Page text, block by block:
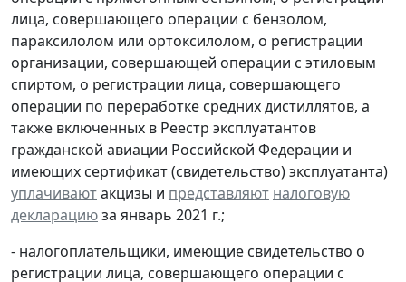
лица, совершающего операции с бензолом,
параксилолом или ортоксилолом, о регистрации
организации, совершающей операции с этиловым
спиртом, о регистрации лица, совершающего
операции по переработке средних дистиллятов, а
также включенных в Реестр эксплуатантов
гражданской авиации Российской Федерации и
имеющих сертификат (свидетельство) эксплуатанта)
уплачиваютакцизы и представляют налоговую
декларациюза январь 2021 г.;
- налогоплательщики, имеющие свидетельство о
регистрации лица, совершающего операции с